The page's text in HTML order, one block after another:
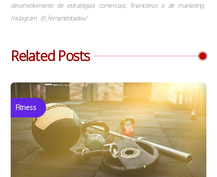
desenvolvimento de estratégias comerciais, financeiras e de marketing.
Instagram @_fernandotadeu/
Related Posts
Fitness